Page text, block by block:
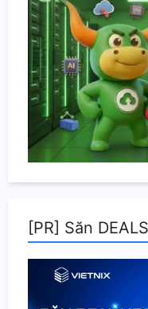
[PR] Săn